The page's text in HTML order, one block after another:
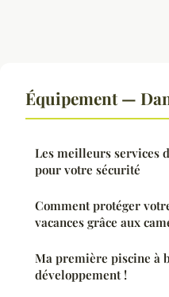
Équipement —
Les meilleurs services
pour votre sécurité
Comment protéger
vacances grâce aux
Ma première piscine à
développement !